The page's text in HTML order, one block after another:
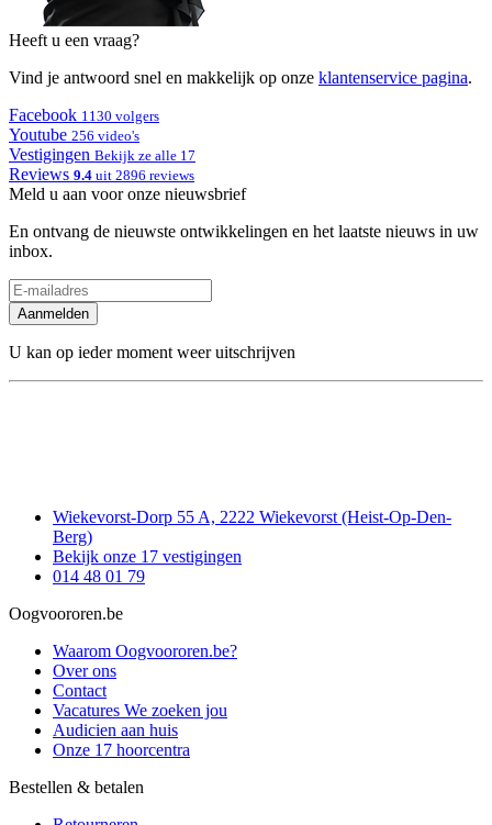
Heeft u een vraag?
Vind je antwoord snel en makkelijk op onze klantenservice pagina.
Facebook 1130 volgers
Youtube 256 video's
Vestigingen Bekijk ze alle 17
Reviews 9.4 uit 2896 reviews
Meld u aan voor onze nieuwsbrief
En ontvang de nieuwste ontwikkelingen en het laatste nieuws in uw
inbox.
Aanmelden
U kan op ieder moment weer uitschrijven
Wiekevorst-Dorp 55 A, 2222 Wiekevorst (Heist-Op-Den-
Berg)
Bekijk onze 17 vestigingen
014 48 01 79
Oogvoororen.be
Waarom Oogvoororen.be?
Over ons
Contact
Vacatures We zoeken jou
Audicien aan huis
Onze 17 hoorcentra
Bestellen & betalen